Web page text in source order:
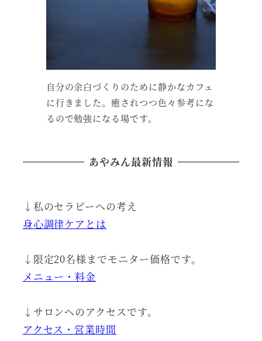
自分の余白づくりのために静かなカフェ
に行きました。癒されつつ色々参考にな
るので勉強になる場です。
あやみん最新情報
↓私のセラピーへの考え
身心調律ケアとは
↓限定20名様までモニター価格です。
メニュー・料金
↓サロンへのアクセスです。
アクセス・営業時間